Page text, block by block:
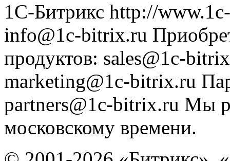
1С-Битрикс http://
info@1c-bitrix.ru
продуктов: sales@1c-
marketing@1c-bitrix.ru
partners@1c-bitrix.ru Мы
московскому времени.